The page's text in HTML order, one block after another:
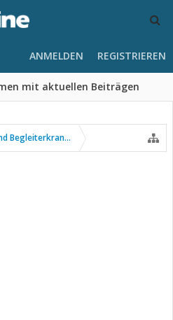
mit aktuellen Beiträgen
ANMELDEN REGISTRIEREN
Begleiterkrankungen